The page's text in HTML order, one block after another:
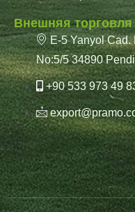
Внешняя торговля
E-5 Yanyol
No:5/5 34890
+90 533 973 49